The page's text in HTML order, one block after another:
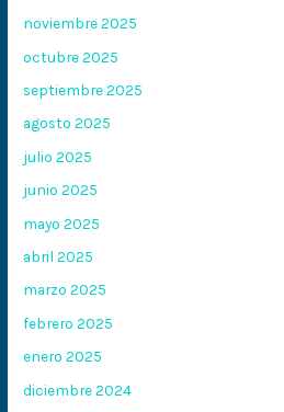
noviembre 2025
octubre 2025
septiembre 2025
agosto 2025
julio 2025
junio 2025
mayo 2025
abril 2025
marzo 2025
febrero 2025
enero 2025
diciembre 2024